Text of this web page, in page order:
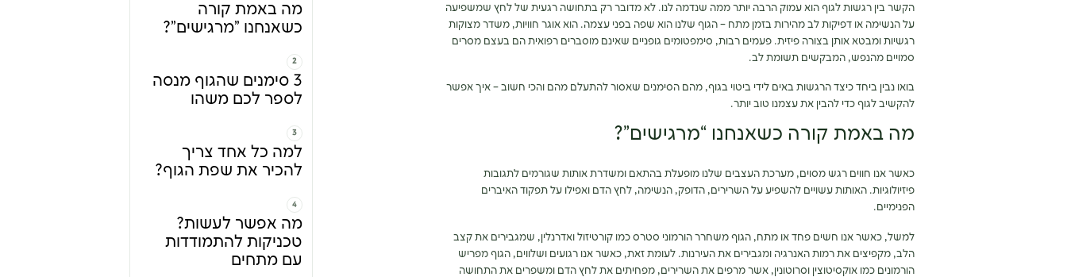
הקשר בין רגשות לגוף הוא עמוק הרבה יותר ממה שנדמה לנו. לא מדובר רק בתחושה רגעית של לחץ שמשפיעה
על הנשימה או דפיקות לב מהירות בזמן מתח – הגוף שלנו הוא שפה בפני עצמה. הוא אוגר חוויות, משדר מצוקות
רגשיות ומבטא אותן בצורה פיזית. פעמים רבות, סימפטומים גופניים שאינם מוסברים רפואית הם בעצם מסרים
סמויים מהנפש, המבקשים תשומת לב.
בואו נבין ביחד כיצד הרגשות באים לידי ביטוי בגוף, מהם הסימנים שאסור להתעלם מהם והכי חשוב – איך אפשר
להקשיב לגוף כדי להבין את עצמנו טוב יותר.
מה באמת קורה כשאנחנו “מרגישים”?
כאשר אנו חווים רגש מסוים, מערכת העצבים שלנו מופעלת בהתאם ומשדרת אותות שגורמים לתגובות
פיזיולוגיות. האותות עשויים להשפיע על השרירים, הדופק, הנשימה, לחץ הדם ואפילו על תפקוד האיברים
הפנימיים.
למשל, כאשר אנו חשים פחד או מתח, הגוף משחרר הורמוני סטרס כמו קורטיזול ואדרנלין, שמגבירים את קצב
הלב, מקפיצים את רמות האנרגיה ומגבירים את העירנות. לעומת זאת, כאשר אנו רגועים ושלווים, הגוף מפריש
הורמונים כמו אוקסיטוצין וסרוטונין, אשר מרפים את השרירים, מפחיתים את לחץ הדם ומשפרים את התחושה
מה באמת קורה
כשאנחנו "מרגישים"?
3 סימנים שהגוף מנסה
לספר לכם משהו
למה כל אחד צריך
להכיר את שפת הגוף?
מה אפשר לעשות?
טכניקות להתמודדות
עם מתחים